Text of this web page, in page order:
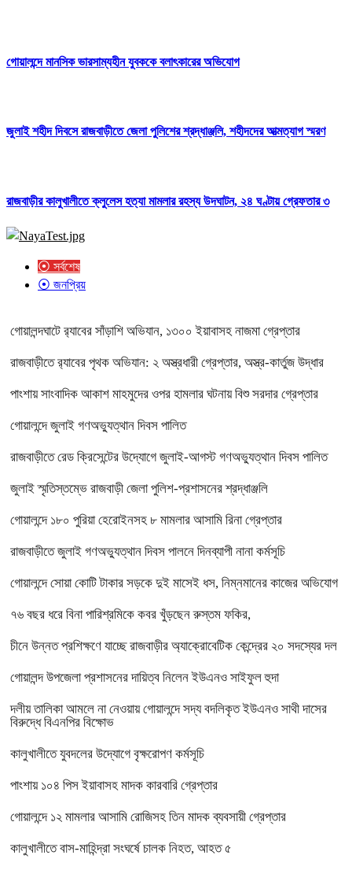
গোয়ালন্দে মানসিক ভারসাম্যহীন যুবককে বলাৎকারের অভিযোগ
জুলাই শহীদ দিবসে রাজবাড়ীতে জেলা পুলিশের শ্রদ্ধাঞ্জলি, শহীদদের আত্মত্যাগ স্মরণ
রাজবাড়ীর কালুখালীতে ক্লুলেস হত্যা মামলার রহস্য উদঘাটন, ২৪ ঘণ্টায় গ্রেফতার ৩
⦿ সর্বশেষ
⦿ জনপ্রিয়
গোয়ালন্দঘাটে র‌্যাবের সাঁড়াশি অভিযান, ১৩০০ ইয়াবাসহ নাজমা গ্রেপ্তার
রাজবাড়ীতে র‌্যাবের পৃথক অভিযান: ২ অস্ত্রধারী গ্রেপ্তার, অস্ত্র-কার্তুজ উদ্ধার
পাংশায় সাংবাদিক আকাশ মাহমুদের ওপর হামলার ঘটনায় বিশু সরদার গ্রেপ্তার
গোয়ালন্দে জুলাই গণঅভ্যুত্থান দিবস পালিত
রাজবাড়ীতে রেড ক্রিসেন্টের উদ্যোগে জুলাই-আগস্ট গণঅভ্যুত্থান দিবস পালিত
জুলাই স্মৃতিস্তম্ভে রাজবাড়ী জেলা পুলিশ-প্রশাসনের শ্রদ্ধাঞ্জলি
গোয়ালন্দে ১৮০ পুরিয়া হেরোইনসহ ৮ মামলার আসামি রিনা গ্রেপ্তার
রাজবাড়ীতে জুলাই গণঅভ্যুত্থান দিবস পালনে দিনব্যাপী নানা কর্মসূচি
গোয়ালন্দে সোয়া কোটি টাকার সড়কে দুই মাসেই ধস, নিম্নমানের কাজের অভিযোগ
৭৬ বছর ধরে বিনা পারিশ্রমিকে কবর খুঁড়ছেন রুস্তম ফকির,
চীনে উন্নত প্রশিক্ষণে যাচ্ছে রাজবাড়ীর অ্যাক্রোবেটিক কেন্দ্রের ২০ সদস্যের দল
গোয়ালন্দ উপজেলা প্রশাসনের দায়িত্ব নিলেন ইউএনও সাইফুল হুদা
দলীয় তালিকা আমলে না নেওয়ায় গোয়ালন্দে সদ্য বদলিকৃত ইউএনও সাথী দাসের
বিরুদ্ধে বিএনপির বিক্ষোভ
কালুখালীতে যুবদলের উদ্যোগে বৃক্ষরোপণ কর্মসূচি
পাংশায় ১০৪ পিস ইয়াবাসহ মাদক কারবারি গ্রেপ্তার
গোয়ালন্দে ১২ মামলার আসামি রোজিসহ তিন মাদক ব্যবসায়ী গ্রেপ্তার
কালুখালীতে বাস-মাহিন্দ্রা সংঘর্ষে চালক নিহত, আহত ৫